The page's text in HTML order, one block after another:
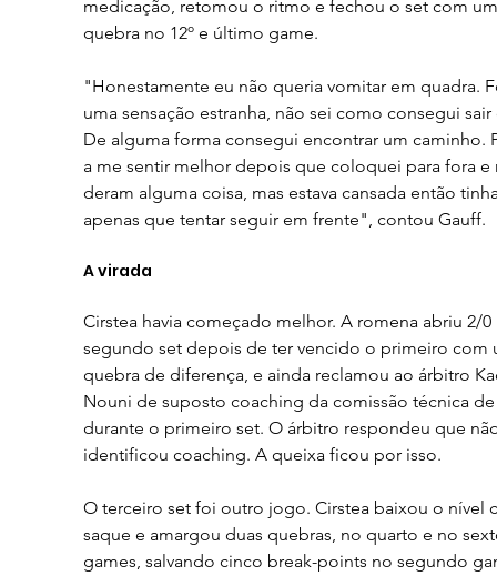
medicação, retomou o ritmo e fechou o set com
quebra no 12º e último game.
"Honestamente eu não queria vomitar em quadra.
uma sensação estranha, não sei como consegui
De alguma forma consegui encontrar um caminho.
a me sentir melhor depois que coloquei para fora
deram alguma coisa, mas estava cansada então
apenas que tentar seguir em frente", contou Gauff.
A virada
Cirstea havia começado melhor. A romena abriu 2/
segundo set depois de ter vencido o primeiro com
quebra de diferença, e ainda reclamou ao árbitro
Nouni de suposto coaching da comissão técnica
durante o primeiro set. O árbitro respondeu que
identificou coaching. A queixa ficou por isso.
O terceiro set foi outro jogo. Cirstea baixou o nível
saque e amargou duas quebras, no quarto e no
games, salvando cinco break-points no segundo